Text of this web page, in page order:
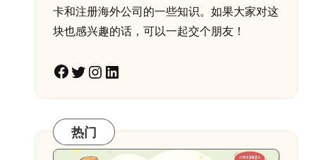
卡和注册海外公司的一些知识。如果大家对这
块也感兴趣的话，可以一起交个朋友！
Facebook
Twitter
Instagram
LinkedIn
热门